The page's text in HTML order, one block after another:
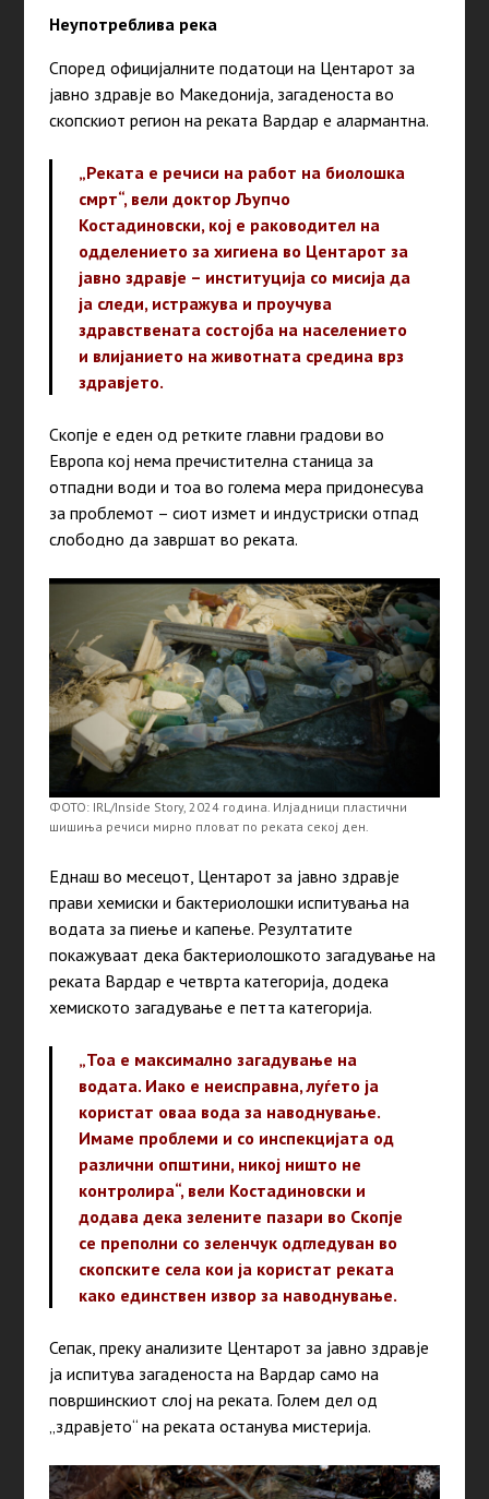
Неупотреблива река
Според официјалните податоци на Центарот за
јавно здравје во Македонија, загаденоста во
скопскиот регион на реката Вардар е алармантна.
„Реката е речиси на работ на биолошка
смрт“, вели доктор Љупчо
Костадиновски, кој е раководител на
одделението за хигиена во Центарот за
јавно здравје – институција со мисија да
ја следи, истражува и проучува
здравствената состојба на населението
и влијанието на животната средина врз
здравјето.
Скопје е еден од ретките главни градови во
Европа кој нема пречистителна станица за
отпадни води и тоа во голема мера придонесува
за проблемот – сиот измет и индустриски отпад
слободно да завршат во реката.
ФОТО: IRL/Inside Story, 2024 година. Илјадници пластични
шишиња речиси мирно пловат по реката секој ден.
Еднаш во месецот, Центарот за јавно здравје
прави хемиски и бактериолошки испитувања на
водата за пиење и капење. Резултатите
покажуваат дека бактериолошкото загадување на
реката Вардар е четврта категорија, додека
хемиското загадување е петта категорија.
„Тоа е максимално загадување на
водата. Иако е неисправна, луѓето ја
користат оваа вода за наводнување.
Имаме проблеми и со инспекцијата од
различни општини, никој ништо не
контролира“, вели Костадиновски и
додава дека зелените пазари во Скопје
се преполни со зеленчук одгледуван во
скопските села кои ја користат реката
како единствен извор за наводнување.
Сепак, преку анализите Центарот за јавно здравје
ја испитува загаденоста на Вардар само на
површинскиот слој на реката. Голем дел од
„здравјето“ на реката останува мистерија.